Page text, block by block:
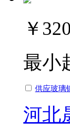
￥
最小
供应玻璃
河北